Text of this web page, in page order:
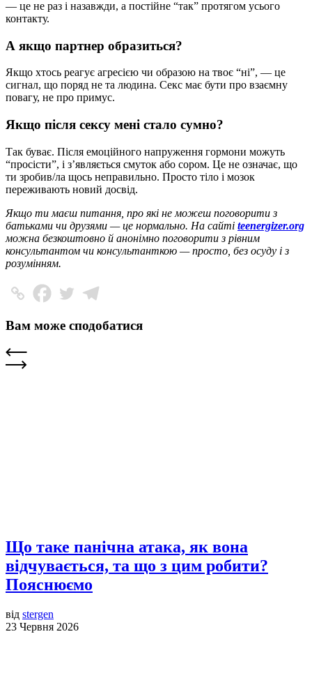
— це не раз і назавжди, а постійне “так” протягом усього
контакту.
А якщо партнер образиться?
Якщо хтось реагує агресією чи образою на твоє “ні”, — це
сигнал, що поряд не та людина. Секс має бути про взаємну
повагу, не про примус.
Якщо після сексу мені стало сумно?
Так буває. Після емоційного напруження гормони можуть
“просісти”, і з’являється смуток або сором. Це не означає, що
ти зробив/ла щось неправильно. Просто тіло і мозок
переживають новий досвід.
Якщо ти маєш питання, про які не можеш поговорити з
батьками чи друзями — це нормально. На сайті teenergizer.org
можна безкоштовно й анонімно поговорити з рівним
консультантом чи консультанткою — просто, без осуду і з
розумінням.
Вам може сподобатися
Що таке панічна атака, як вона
відчувається, та що з цим робити?
Пояснюємо
від stergen
23 Червня 2026